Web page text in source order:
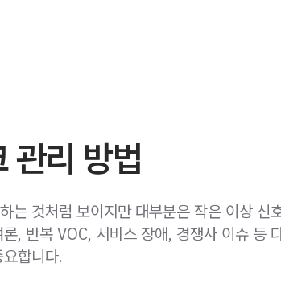
관리 방법
는 것처럼 보이지만 대부분은 작은 이상 신
, 반복 VOC, 서비스 장애, 경쟁사 이슈 등
합니다.